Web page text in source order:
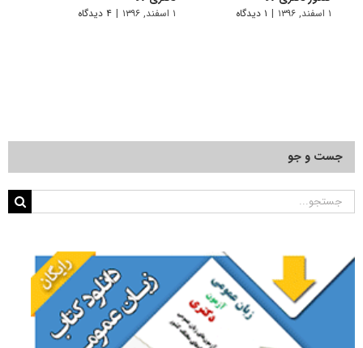
۱ اسفند, ۱۳۹۶ | ۱ دیدگاه ۱ اسفند, ۱۳۹۶ | ۴ دیدگاه
جست و جو
جستجو